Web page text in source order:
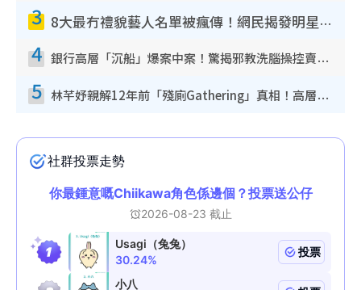
3 8大最冇禮貌藝人名單被瘋傳！網民揭發明星真面目 一致數臭呢位係無品天花板？
4 銀行高層「沉船」爆案中案！驚揭邪教洗腦操控賣淫被吞600萬 幕後黑手講多錯多
5 林芊妤親解12年前「殘廁Gathering」真相！高層解約一句話重創尊嚴至今拒返TVB